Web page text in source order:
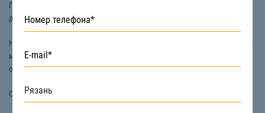
Песок речной – это строительный материал, который получают путем
добычи из русла рек.
Несмотря на то, что речной песок – это мытый материал, в его состав
могут входить минимальные примеси глины, кварц, шпат, и даже
остатки ракушек и ила.
Основными характеристиками речного песка являются: